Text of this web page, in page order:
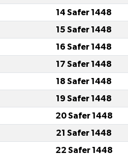
14 Safer 1448
15 Safer 1448
16 Safer 1448
17 Safer 1448
18 Safer 1448
19 Safer 1448
20 Safer 1448
21 Safer 1448
22 Safer 1448